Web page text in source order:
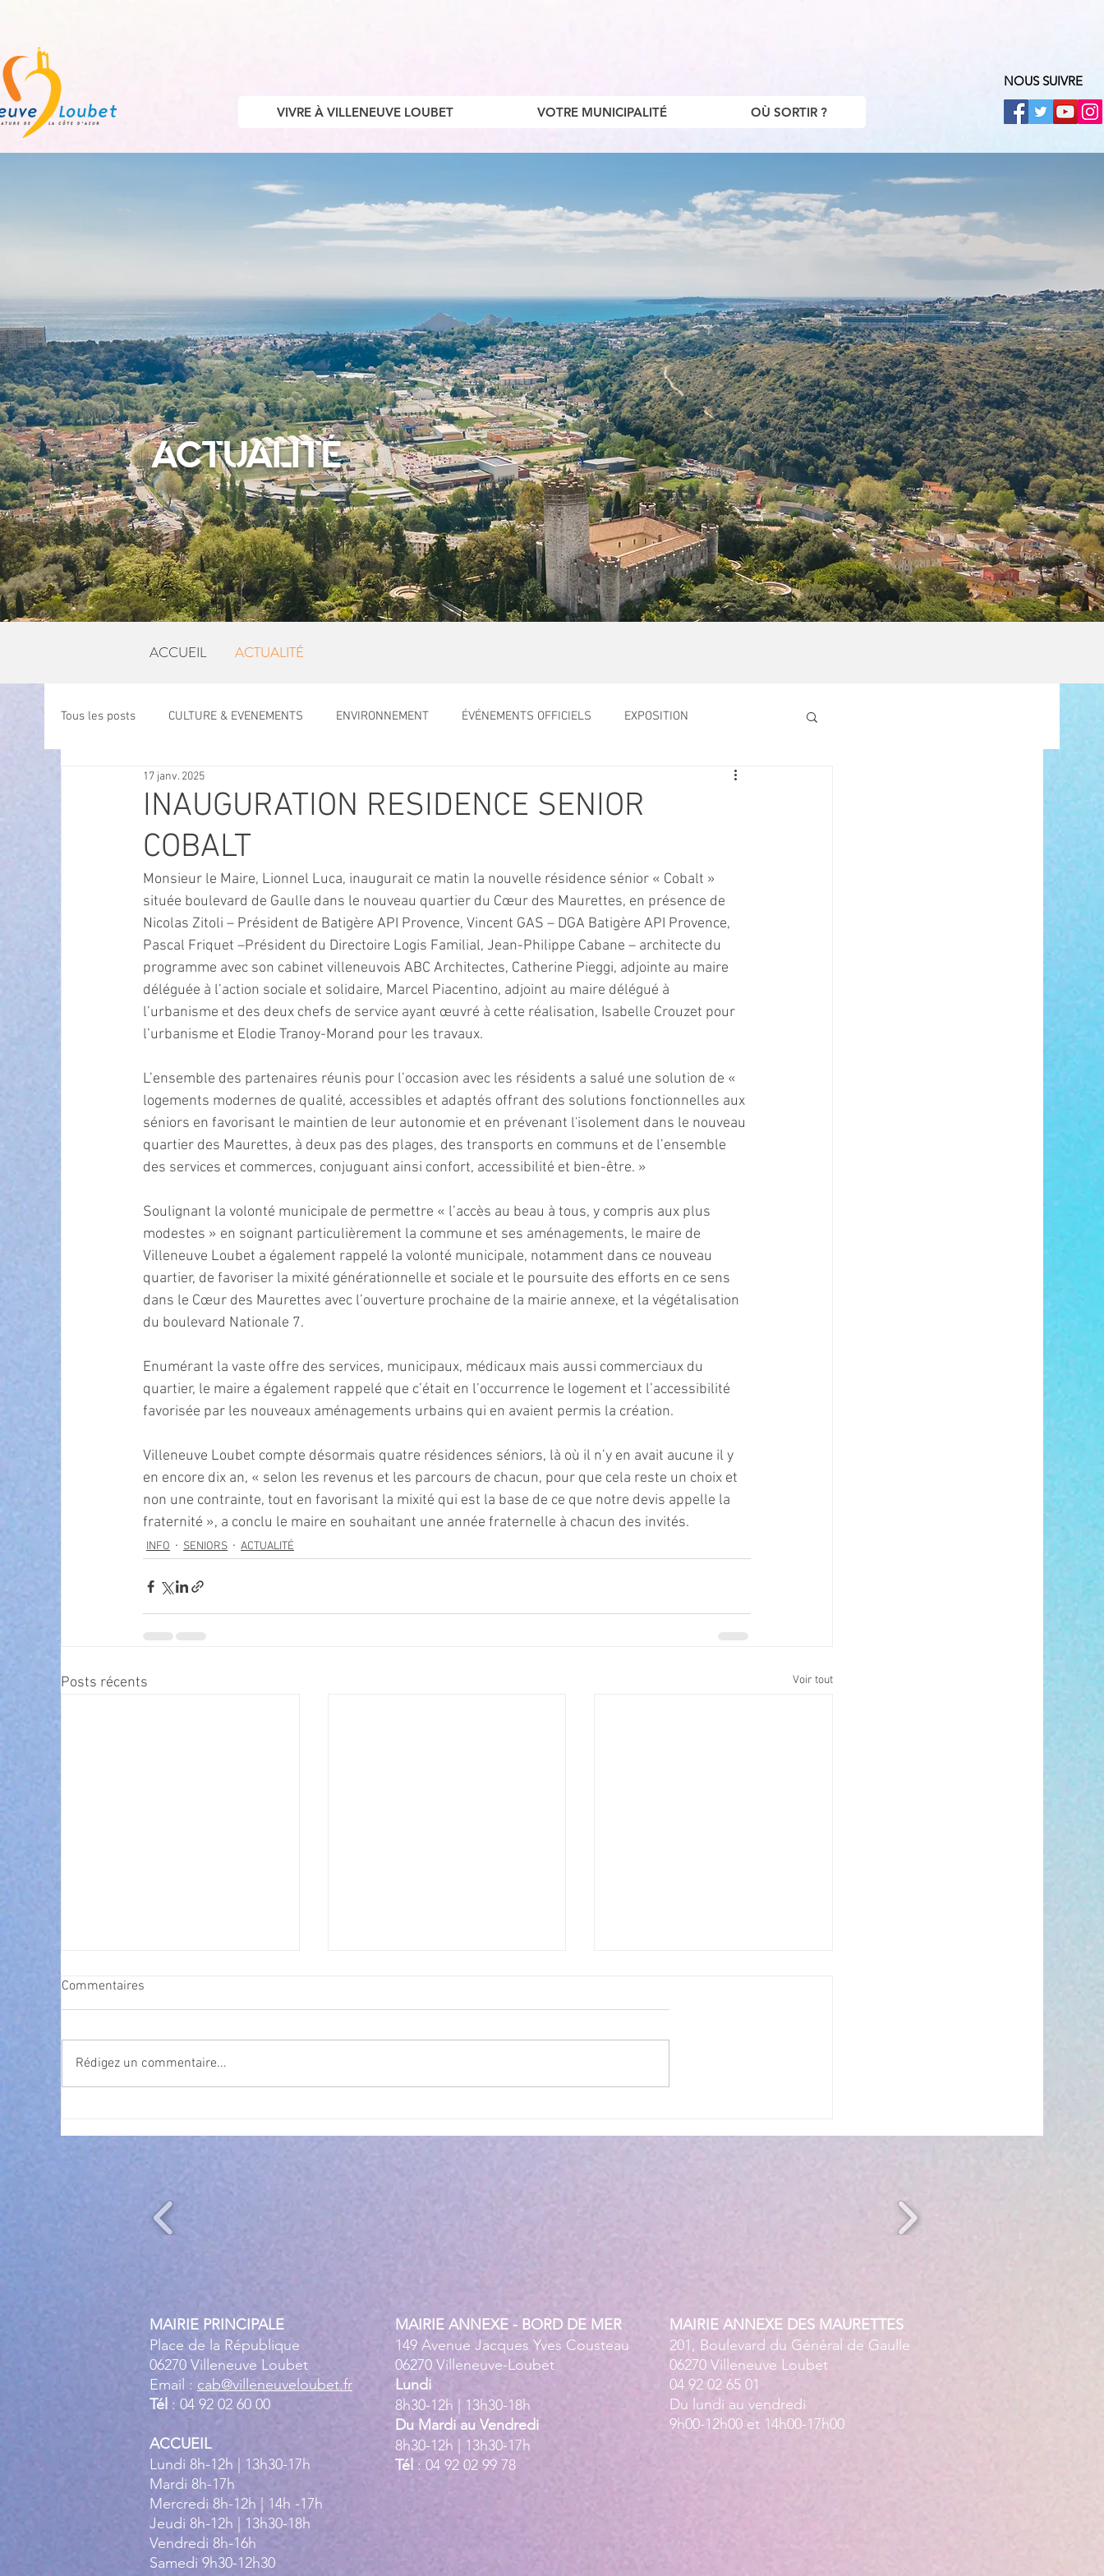
VIVRE À VILLENEUVE LOUBET VOTRE MUNICIPALITÉ OÙ SORTIR ?
NOUS SUIVRE
ACTUALITÉ
ACCUEIL ACTUALITÉ
Tous les posts CULTURE & EVENEMENTS ENVIRONNEMENT ÉVÉNEMENTS OFFICIELS EXPOSITION
OFFRES D'EMPLOI
ECONOMIE ECO MOBILITE
TRANSPORT Activité culture & musique
FETES & MANIFESTATIONS PREVENTION DE LA DELINQUANCE
POLE CULTUREL AUGUSTE ESCOFFIER
INAUGURATION RESIDENCE SENIOR
COBALT
17 janv. 2025
Monsieur le Maire, Lionnel Luca, inaugurait ce matin la nouvelle résidence sénior « Cobalt »
située boulevard de Gaulle dans le nouveau quartier du Cœur des Maurettes, en présence de
Nicolas Zitoli – Président de Batigère API Provence, Vincent GAS – DGA Batigère API Provence,
Pascal Friquet –Président du Directoire Logis Familial, Jean-Philippe Cabane – architecte du
programme avec son cabinet villeneuvois ABC Architectes, Catherine Pieggi, adjointe au maire
déléguée à l’action sociale et solidaire, Marcel Piacentino, adjoint au maire délégué à
l’urbanisme et des deux chefs de service ayant œuvré à cette réalisation, Isabelle Crouzet pour
l’urbanisme et Elodie Tranoy-Morand pour les travaux.
L’ensemble des partenaires réunis pour l’occasion avec les résidents a salué une solution de «
logements modernes de qualité, accessibles et adaptés offrant des solutions fonctionnelles aux
séniors en favorisant le maintien de leur autonomie et en prévenant l'isolement dans le nouveau
quartier des Maurettes, à deux pas des plages, des transports en communs et de l’ensemble
des services et commerces, conjuguant ainsi confort, accessibilité et bien-être. »
Soulignant la volonté municipale de permettre « l’accès au beau à tous, y compris aux plus
modestes » en soignant particulièrement la commune et ses aménagements, le maire de
Villeneuve Loubet a également rappelé la volonté municipale, notamment dans ce nouveau
quartier, de favoriser la mixité générationnelle et sociale et le poursuite des efforts en ce sens
dans le Cœur des Maurettes avec l’ouverture prochaine de la mairie annexe, et la végétalisation
du boulevard Nationale 7.
Enumérant la vaste offre des services, municipaux, médicaux mais aussi commerciaux du
quartier, le maire a également rappelé que c’était en l’occurrence le logement et l’accessibilité
favorisée par les nouveaux aménagements urbains qui en avaient permis la création.
Villeneuve Loubet compte désormais quatre résidences séniors, là où il n’y en avait aucune il y
en encore dix an, « selon les revenus et les parcours de chacun, pour que cela reste un choix et
non une contrainte, tout en favorisant la mixité qui est la base de ce que notre devis appelle la
fraternité », a conclu le maire en souhaitant une année fraternelle à chacun des invités.
INFO SENIORS ACTUALITÉ
Posts récents Voir tout
Villeneuve Loubet ! ☀️🎤
Commentaires
Rédigez un commentaire...
MAIRIE PRINCIPALE
Place de la République
06270 Villeneuve Loubet
Email : cab@villeneuveloubet.fr
Tél : 04 92 02 60 00
ACCUEIL
Lundi 8h-12h | 13h30-17h
Mardi 8h-17h
Mercredi 8h-12h | 14h -17h
Jeudi 8h-12h | 13h30-18h
Vendredi 8h-16h
Samedi 9h30-12h30
MAIRIE ANNEXE - BORD DE MER
149 Avenue Jacques Yves Cousteau
06270 Villeneuve-Loubet
Lundi
8h30-12h | 13h30-18h
Du Mardi au Vendredi
8h30-12h | 13h30-17h
Tél : 04 92 02 99 78
MAIRIE ANNEXE DES MAURETTES
201, Boulevard du Général de Gaulle
06270 Villeneuve Loubet
04 92 02 65 01
Du lundi au vendredi
9h00-12h00 et 14h00-17h00